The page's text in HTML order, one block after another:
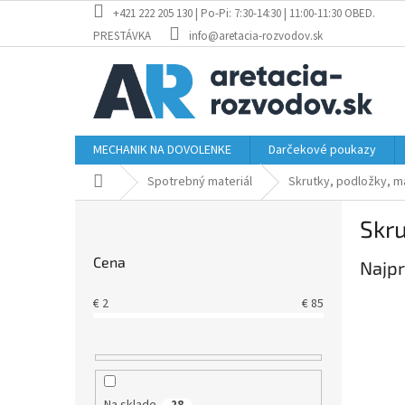
obsah
+421 222 205 130 | Po-Pi: 7:30-14:30 | 11:00-11:30 OBED.
PRESTÁVKA
info@aretacia-rozvodov.sk
MECHANIK NA DOVOLENKE Darčekové poukazy
DomovSpotrebný materiál Skrutky, podložky,
Cena
€ 2 €85